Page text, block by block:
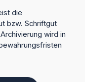
die
bzw. Schriftgut
wird in